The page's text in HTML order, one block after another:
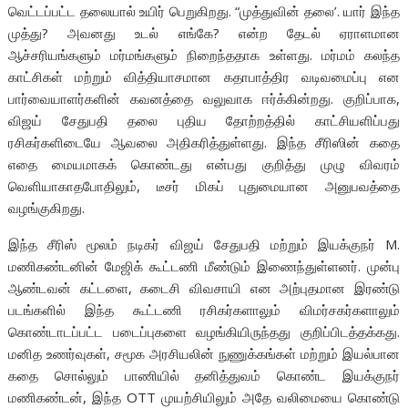
வெட்டப்பட்ட தலையால் உயிர் பெறுகிறது. “முத்துவின் தலை’. யார் இந்த
முத்து? அவனது உடல் எங்கே? என்ற தேடல் ஏராளமான
ஆச்சரியங்களும் மர்மங்களும் நிறைந்ததாக உள்ளது. மர்மம் கலந்த
காட்சிகள் மற்றும் வித்தியாசமான கதாபாத்திர வடிவமைப்பு என
பார்வையாளர்களின் கவனத்தை வலுவாக ஈர்க்கின்றது. குறிப்பாக,
விஜய் சேதுபதி தலை புதிய தோற்றத்தில் காட்சியளிப்பது
ரசிகர்களிடையே ஆவலை அதிகரித்துள்ளது. இந்த சீரிஸின் கதை
எதை மையமாகக் கொண்டது என்பது குறித்து முழு விவரம்
வெளியாகாதபோதிலும், டீசர் மிகப் புதுமையான அனுபவத்தை
வழங்குகிறது.
இந்த சீரிஸ் மூலம் நடிகர் விஜய் சேதுபதி மற்றும் இயக்குநர் M.
மணிகண்டனின் மேஜிக் கூட்டணி மீண்டும் இணைந்துள்ளனர். முன்பு
ஆண்டவன் கட்டளை, கடைசி விவசாயி என அற்புதமான இரண்டு
படங்களில் இந்த கூட்டணி ரசிகர்களாலும் விமர்சகர்களாலும்
கொண்டாடப்பட்ட படைப்புகளை வழங்கியிருந்தது குறிப்பிடத்தக்கது.
மனித உணர்வுகள், சமூக அரசியலின் நுணுக்கங்கள் மற்றும் இயல்பான
கதை சொல்லும் பாணியில் தனித்துவம் கொண்ட இயக்குநர்
மணிகண்டன், இந்த OTT முயற்சியிலும் அதே வலிமையை கொண்டு